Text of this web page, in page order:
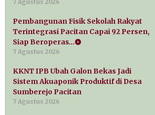
7 Agustus 2026
Pembangunan Fisik Sekolah Rakyat
Terintegrasi Pacitan Capai 92 Persen,
Siap Beroperas…
7 Agustus 2026
KKNT IPB Ubah Galon Bekas Jadi
Sistem Akuaponik Produktif di Desa
Sumberejo Pacitan
7 Agustus 2026